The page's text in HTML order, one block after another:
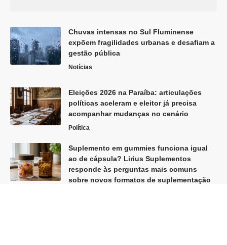
Chuvas intensas no Sul Fluminense
expõem fragilidades urbanas e desafiam a
gestão pública
Notícias
Eleições 2026 na Paraíba: articulações
políticas aceleram e eleitor já precisa
acompanhar mudanças no cenário
Política
Suplemento em gummies funciona igual
ao de cápsula? Lirius Suplementos
responde às perguntas mais comuns
sobre novos formatos de suplementação